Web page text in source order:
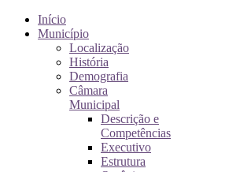
Início
Município
Localização
História
Demografia
Câmara
Municipal
Descrição e
Competências
Executivo
Estrutura